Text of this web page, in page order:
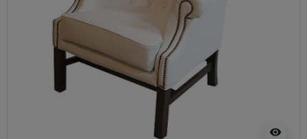
visibility